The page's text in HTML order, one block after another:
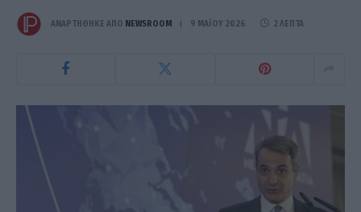
ΑΝΑΡΤΗΘΗΚΕ ΑΠΟ NEWSROOM 9 ΜΑΪ́ΟΥ 2026 2 ΛΕΠΤΆ